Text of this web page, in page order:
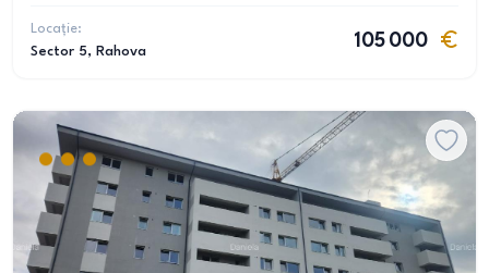
Locație:
Sector 5, Rahova
105 000